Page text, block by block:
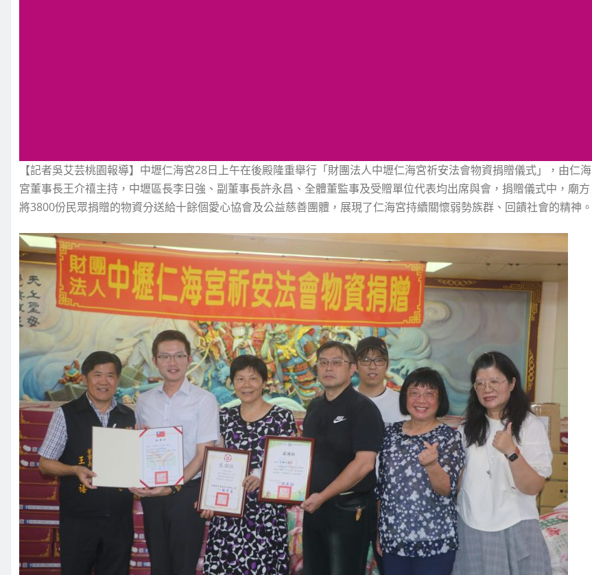
【記者吳艾芸桃園報導】中壢仁海宮28日上午在後殿隆重舉行「財團法人中壢仁海宮祈安法會物資捐贈儀式」，由仁海
宮董事長王介禧主持，中壢區長李日強、副董事長許永昌、全體董監事及受贈單位代表均出席與會，捐贈儀式中，廟方
將3800份民眾捐贈的物資分送給十餘個愛心協會及公益慈善團體，展現了仁海宮持續關懷弱勢族群、回饋社會的精神。